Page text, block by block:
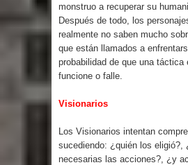
monstruo a recuperar su
Después de todo, los
realmente no saben mucho
que están llamados a
probabilidad de que una táctica
funcione o falle.
Visionarios
Los Visionarios intentan
sucediendo: ¿quién los eligió?,
necesarias las acciones?, ¿y